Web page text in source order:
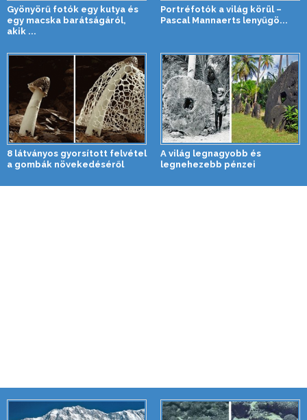
Gyönyörű fotók egy kutya és
egy macska barátságáról,
akik ...
Portréfotók a világ körül –
Pascal Mannaerts lenyűgö...
8 látványos gyorsított felvétel
a gombák növekedéséről
A világ legnagyobb és
legnehezebb pénzei